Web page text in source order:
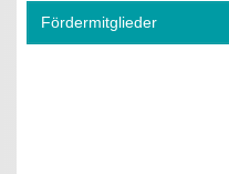
Fördermitglieder